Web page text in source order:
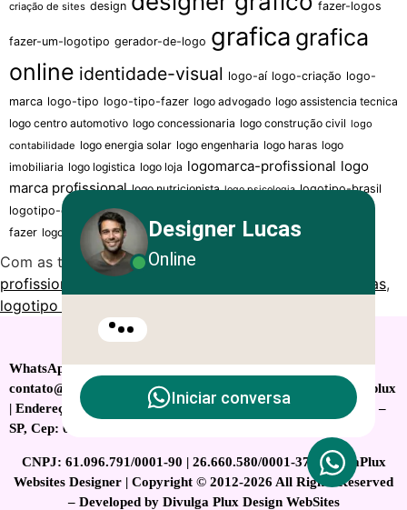
criação de sites design fazer-logos
fazer-um-logotipo gerador-de-logo grafica grafica
online identidade-visual logo-aí logo-criação logo-
marca logo-tipo logo-tipo-fazer logo advogado logo assistencia tecnica
logo centro automotivo logo concessionaria logo construção civil logo
contabilidade logo energia solar logo engenharia logo haras logo
imobiliaria logo logistica logo loja logomarca-profissional logo
marca profissional logo nutricionista logo psicologia logotipo-brasil
logotipo-criar
logotipo-marca
fazer logo transportadora logo vidraçaria
Com as tagslogo marca profissional
profissional
logomarca-profissional-em-lauro de freitas,
logotipo profissional
WhatsApp 11 95311-1503 Telefone | Email:
contato@divulgapluxwebsites.com.br | Instagram: @Divulgaplux
| Endereço Matriz:Av. Paulista, 1230 – Bela Vista – São Paulo –
SP, Cep: 01310-100
CNPJ: 61.096.791/0001-90 | 26.660.580/0001-37 DivulgaPlux
Websites Designer | Copyright © 2012-2026 All Rights Reserved
– Developed by Divulga Plux Design WebSites
Designer Lucas
Online
Iniciar conversa